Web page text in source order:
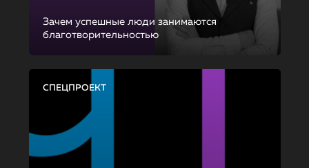
Зачем успешные люди занимаются
благотворительностью
СПЕЦПРОЕКТ